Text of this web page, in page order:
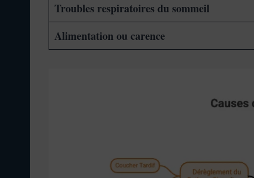
Troubles respiratoires du sommeil
Alimentation ou carence